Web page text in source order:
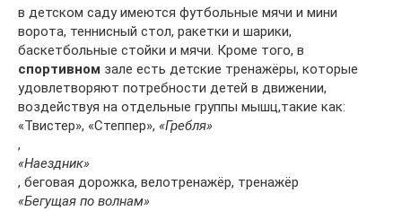
в детском саду имеются футбольные мячи и мини
ворота, теннисный стол, ракетки и шарики,
баскетбольные стойки и мячи. Кроме того, в
спортивном зале есть детские тренажёры, которые
удовлетворяют потребности детей в движении,
воздействуя на отдельные группы мышц,такие как:
«Твистер», «Степпер», «Гребля»
,
«Наездник»
, беговая дорожка, велотренажёр, тренажёр
«Бегущая по волнам»